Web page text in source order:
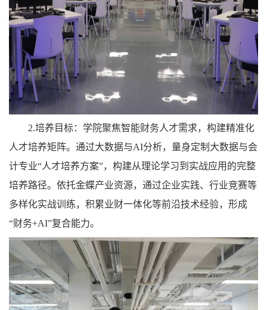
2.培养目标：学院聚焦智能财务人才需求，构建精准化
人才培养矩阵。通过大数据与AI分析，量身定制大数据与会
计专业“人才培养方案”，构建从理论学习到实战应用的完整
培养路径。依托金蝶产业资源，通过企业实践、行业竞赛等
多样化实战训练，积累业财一体化等前沿技术经验，形成
“财务+AI”复合能力。